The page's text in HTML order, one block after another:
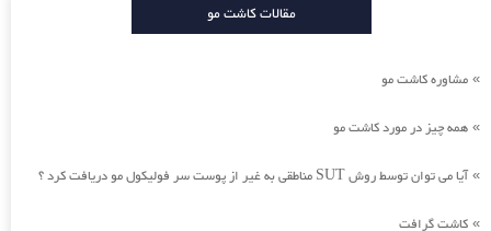
مقالات کاشت مو
» مشاوره کاشت مو
» همه چیز در مورد کاشت مو
»آیا می توان توسط روش SUT مناطقی به غیر از پوست سر فولیکول مو دریافت کرد ؟
» کاشت گرافت